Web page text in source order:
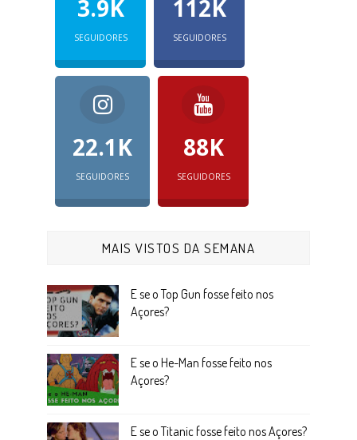
3.9K
SEGUIDORES
112K
SEGUIDORES
22.1K
SEGUIDORES
88K
SEGUIDORES
MAIS VISTOS DA SEMANA
E se o Top Gun fosse feito nos
Açores?
E se o He-Man fosse feito nos
Açores?
E se o Titanic fosse feito nos Açores?